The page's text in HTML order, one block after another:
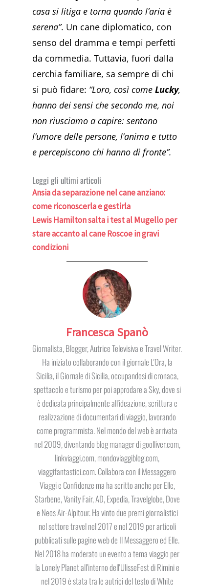
casa si litiga e torna quando l’aria è
serena”. Un cane diplomatico, con
senso del dramma e tempi perfetti
da commedia. Tuttavia, fuori dalla
cerchia familiare, sa sempre di chi
si può fidare: “Loro, così comeLucky,
hanno dei sensi che secondo me, noi
non riusciamo a capire: sentono
l’umore delle persone, l’anima e tutto
e percepiscono chi hanno di fronte”.
Leggi gli ultimi articoli
Ansia da separazione nel cane anziano:
come riconoscerla e gestirla
Lewis Hamilton salta i test al Mugello per
stare accanto al cane Roscoe in gravi
condizioni
Francesca Spanò
Giornalista, Blogger, Autrice Televisiva e Travel Writer.
Ha iniziato collaborando con il giornale L'Ora, la
Sicilia, il Giornale di Sicilia, occupandosi di cronaca,
spettacolo e turismo per poi approdare a Sky, dove si
è dedicata principalmente all'ideazione, scrittura e
realizzazione di documentari di viaggio, lavorando
come programmista. Nel mondo del web è arrivata
nel 2009, diventando blog manager di goolliver.com,
linkviaggi.com, mondoviaggiblog.com,
viaggifantastici.com. Collabora con il Messaggero
Viaggi e Confidenze ma ha scritto anche per Elle,
Starbene, Vanity Fair, AD, Expedia, Travelglobe, Dove
e Neos Air-Alpitour. Ha vinto due premi giornalistici
nel settore travel nel 2017 e nel 2019 per articoli
pubblicati sulle pagine web de Il Messaggero ed Elle.
Nel 2018 ha moderato un evento a tema viaggio per
la Lonely Planet all'interno dell'UlisseFest di Rimini e
nel 2019 è stata tra le autrici del testo di White